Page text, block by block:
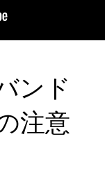
ンド
注意